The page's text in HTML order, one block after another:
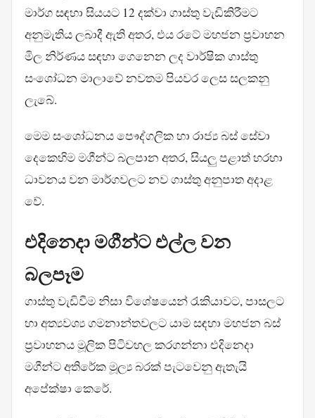
මාර්ග සඳහා සියයට 12 දක්වා ගාස්තු වැඩිකිරීමට
අනුමැතිය ලබාදී ඇති අතර, එය රටේ මහජන ප්‍රවාහන
මිල නිර්ණය සඳහා ගෙනෙන ලද වාර්ෂික ගාස්තු
සංශෝධන මාලාවේ නවතම පියවර ලෙස සලකනු
ලැබේ.
මෙම සංශෝධනය පෞද්ගලික හා රාජ්‍ය බස් සේවා
දෙකෙහිම මගීන්ට බලපාන අතර, සියලු පළාත් හරහා
ධාවනය වන මාර්ගවලට නව ගාස්තු අනුපාත අදාළ
වේ.
එදිනෙදා මගීන්ට එල්ල වන
බලපෑම
ගාස්තු වැඩිවීම නිසා විශේෂයෙන් රැකියාවට, පාසලට
හා අත්‍යවශ්‍ය ගමනාන්තවලට යාම සඳහා මහජන බස්
ප්‍රවාහනය මූලික පිටිවහල කරගන්නා එදිනෙදා
මගීන්ට අතිරේක මූල්‍ය බරක් පැටවෙනු ඇතැයි
අපේක්ෂා කෙරේ.